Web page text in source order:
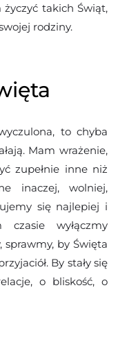
takich Świąt,
rodziny.
to chyba
Mam wrażenie,
zupełnie inne niż
inaczej, wolniej,
się najlepiej i
wyłączmy
sprawmy, by Święta
By stały się
o bliskość, o